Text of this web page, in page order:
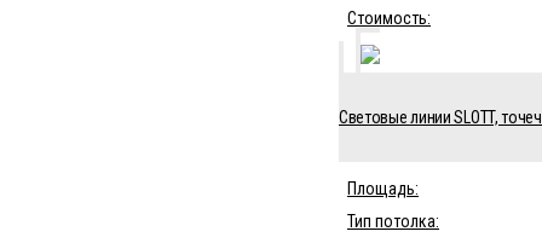
Стоимость:
Световые линии SLOTT,
Площадь:
Тип потолка: